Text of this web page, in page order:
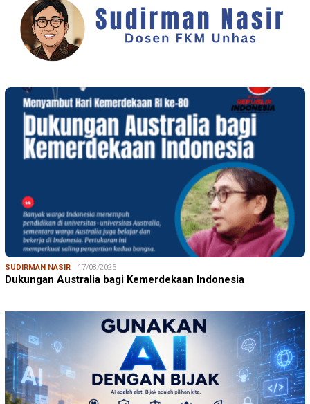
SUDIRMAN NASIR 17/08/2025
Dukungan Australia bagi Kemerdekaan Indonesia